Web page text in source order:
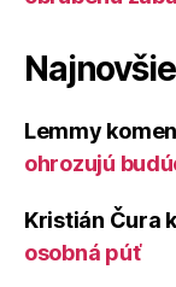
Lemmy
ohrozujú
Kristián Čura
osobná púť